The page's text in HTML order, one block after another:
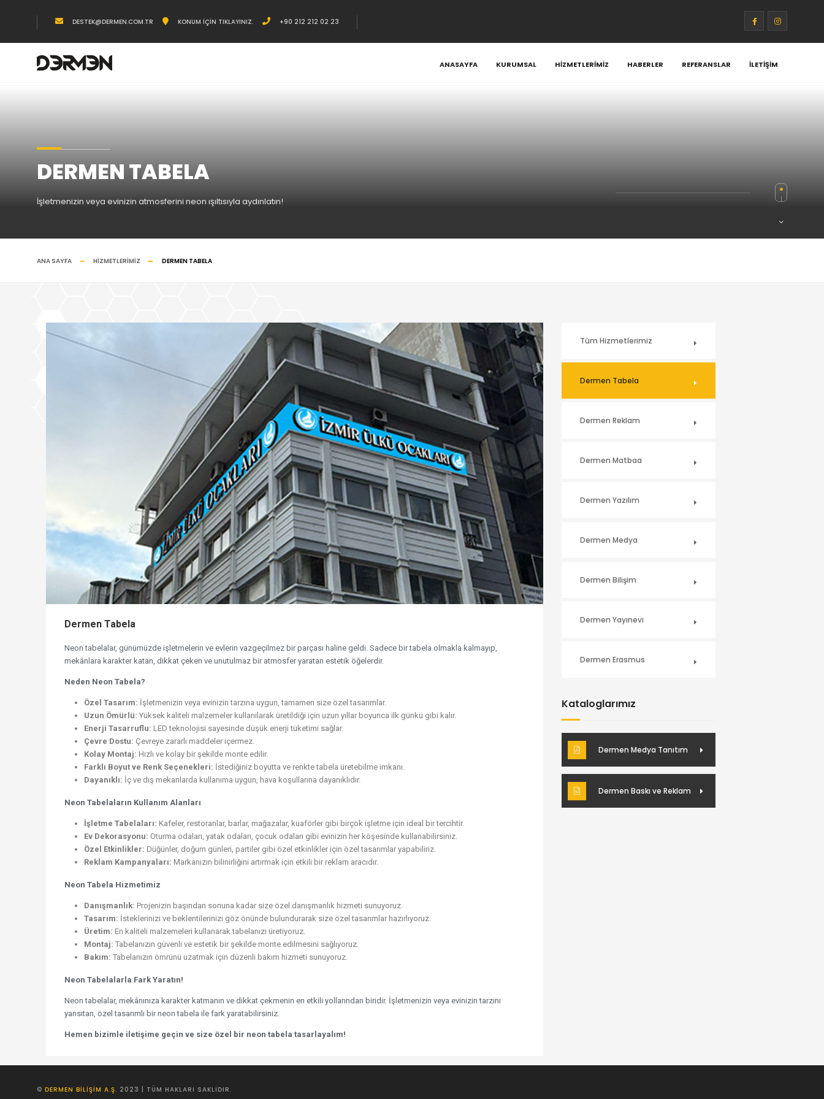
DESTEK@DERMEN.COM.TR KONUM İÇIN TIKLAYINIZ. +90 212 212 02 23
ANASAYFA KURUMSAL HIZMETLERIMIZ HABERLER REFERANSLAR İLETIŞIM
DERMEN TABELA
İşletmenizin veya evinizin atmosferini neon ışıltısıyla aydınlatın!
ANA SAYFA HIZMETLERIMIZ DERMEN TABELA
Dermen Tabela
Neon tabelalar, günümüzde işletmelerin ve evlerin vazgeçilmez bir parçası haline geldi. Sadece bir tabela olmakla kalmayıp,
mekânlara karakter katan, dikkat çeken ve unutulmaz bir atmosfer yaratan estetik öğelerdir.
Neden Neon Tabela?
Özel Tasarım: İşletmenizin veya evinizin tarzına uygun, tamamen size özel tasarımlar.
Uzun Ömürlü: Yüksek kaliteli malzemeler kullanılarak üretildiği için uzun yıllar boyunca ilk günkü gibi kalır.
Enerji Tasarruflu: LED teknolojisi sayesinde düşük enerji tüketimi sağlar.
Çevre Dostu: Çevreye zararlı maddeler içermez.
Kolay Montaj: Hızlı ve kolay bir şekilde monte edilir.
Farklı Boyut ve Renk Seçenekleri: İstediğiniz boyutta ve renkte tabela üretebilme imkanı.
Dayanıklı: İç ve dış mekanlarda kullanıma uygun, hava koşullarına dayanıklıdır.
Neon Tabelaların Kullanım Alanları
İşletme Tabelaları: Kafeler, restoranlar, barlar, mağazalar, kuaförler gibi birçok işletme için ideal bir tercihtir.
Ev Dekorasyonu: Oturma odaları, yatak odaları, çocuk odaları gibi evinizin her köşesinde kullanabilirsiniz.
Özel Etkinlikler: Düğünler, doğum günleri, partiler gibi özel etkinlikler için özel tasarımlar yapabiliriz.
Reklam Kampanyaları: Markanızın bilinirliğini artırmak için etkili bir reklam aracıdır.
Neon Tabela Hizmetimiz
Danışmanlık: Projenizin başından sonuna kadar size özel danışmanlık hizmeti sunuyoruz.
Tasarım: İsteklerinizi ve beklentilerinizi göz önünde bulundurarak size özel tasarımlar hazırlıyoruz.
Üretim: En kaliteli malzemeleri kullanarak tabelanızı üretiyoruz.
Montaj: Tabelanızın güvenli ve estetik bir şekilde monte edilmesini sağlıyoruz.
Bakım: Tabelanızın ömrünü uzatmak için düzenli bakım hizmeti sunuyoruz.
Neon Tabelalarla Fark Yaratın!
Neon tabelalar, mekânınıza karakter katmanın ve dikkat çekmenin en etkili yollarından biridir. İşletmenizin veya evinizin tarzını
yansıtan, özel tasarımlı bir neon tabela ile fark yaratabilirsiniz.
Hemen bizimle iletişime geçin ve size özel bir neon tabela tasarlayalım!
Tüm Hizmetlerimiz
Dermen Tabela
Dermen Reklam
Dermen Matbaa
Dermen Yazılım
Dermen Medya
Dermen Bilişim
Dermen Yayınevi
Dermen Erasmus
Kataloglarımız
Dermen Medya Tanıtım
Dermen Baskı ve Reklam
© DERMEN BILIŞIM A.Ş. 2023 | TÜM HAKLARI SAKLIDIR.